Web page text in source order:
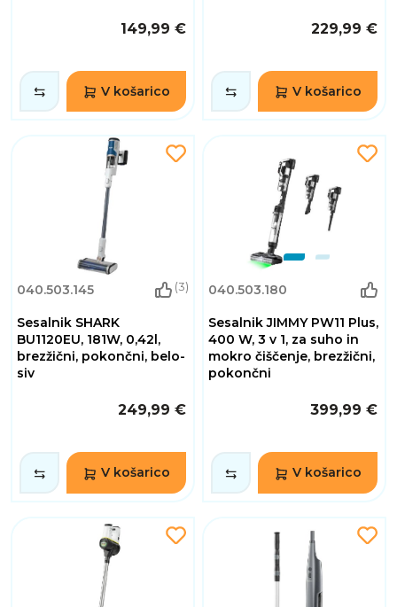
149,99 €
V košarico
229,99 €
V košarico
040.503.145 (3)
Sesalnik SHARK
BU1120EU, 181W, 0,42l,
brezžični, pokončni, belo-
siv
249,99 €
V košarico
040.503.180
Sesalnik JIMMY PW11 Plus,
400 W, 3 v 1, za suho in
mokro čiščenje, brezžični,
pokončni
399,99 €
V košarico